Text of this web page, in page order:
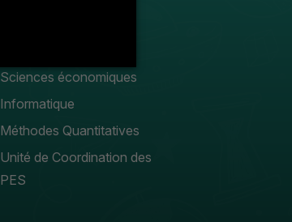
Sciences économiques
Informatique
Méthodes Quantitatives
Unité de Coordination des
PES